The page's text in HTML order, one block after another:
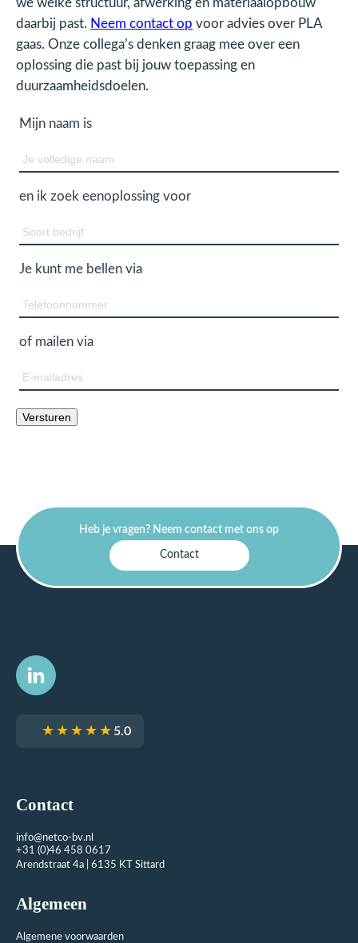
we welke structuur, afwerking en materiaalopbouw
daarbij past. Neem contact op voor advies over PLA
gaas. Onze collega’s denken graag mee over een
oplossing die past bij jouw toepassing en
duurzaamheidsdoelen.
Mijn naam is
Naam
en ik zoek eenoplossing voor
Soort
bedrijf
Je kunt me bellen via
Telefoon
of mailen via
E-
mailadres
Versturen
Heb je vragen? Neem contact met ons op
Contact
★★★★★ 5.0
Contact
info@netco-bv.nl
+31 (0)46 458 0617
Arendstraat 4a | 6135 KT Sittard
Algemeen
Algemene voorwaarden